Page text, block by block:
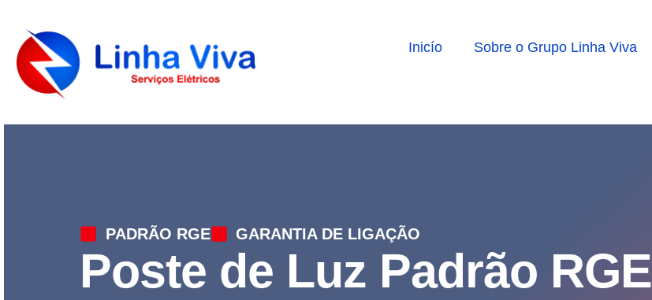
Inicío Sobre o Grupo Linha Viva
PADRÃO RGE GARANTIA DE LIGAÇÃO
Poste de Luz Padrão RGE